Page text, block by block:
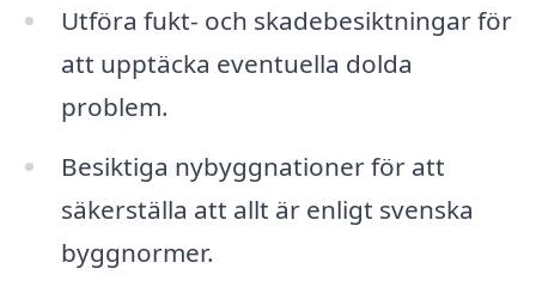
Utföra fukt- och skadebesiktningar för
att upptäcka eventuella dolda
problem.
Besiktiga nybyggnationer för att
säkerställa att allt är enligt svenska
byggnormer.